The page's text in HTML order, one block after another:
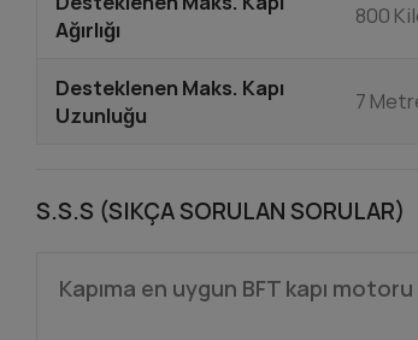
Ağırlığı
800
Desteklenen Maks. Kapı
Uzunluğu
7
S.S.S (SIKÇA SORULAN SORULAR)
Kapıma en uygun BFT kapı